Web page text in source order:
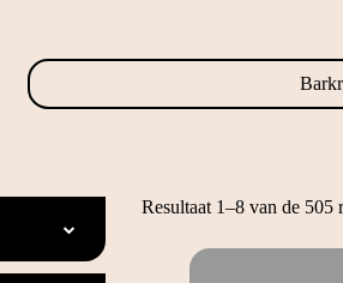
Resultaat 1–8 van de 505